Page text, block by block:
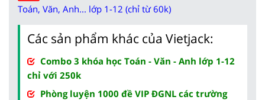
Toán, Văn, Anh... lớp 1-12 (chỉ từ 60k)
Các sản phẩm khác của Vietjack:
Combo 3 khóa học Toán - Văn - Anh lớp 1-12
chỉ với 250k
Phòng luyện 1000 đề VIP ĐGNL các trường